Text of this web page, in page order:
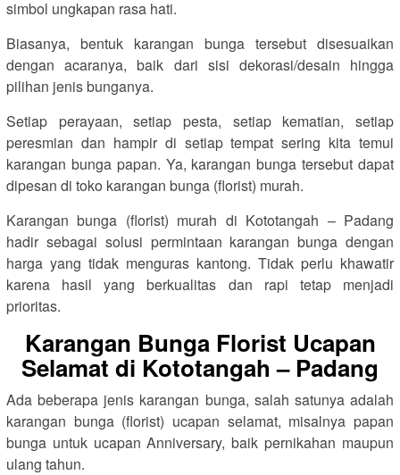
simbol ungkapan rasa hati.
Biasanya, bentuk karangan bunga tersebut disesuaikan
dengan acaranya, baik dari sisi dekorasi/desain hingga
pilihan jenis bunganya.
Setiap perayaan, setiap pesta, setiap kematian, setiap
peresmian dan hampir di setiap tempat sering kita temui
karangan bunga papan. Ya, karangan bunga tersebut dapat
dipesan di toko karangan bunga (florist) murah.
Karangan bunga (florist) murah di Kototangah – Padang
hadir sebagai solusi permintaan karangan bunga dengan
harga yang tidak menguras kantong. Tidak perlu khawatir
karena hasil yang berkualitas dan rapi tetap menjadi
prioritas.
Karangan Bunga Florist Ucapan
Selamat di Kototangah – Padang
Ada beberapa jenis karangan bunga, salah satunya adalah
karangan bunga (florist) ucapan selamat, misalnya papan
bunga untuk ucapan Anniversary, baik pernikahan maupun
ulang tahun.